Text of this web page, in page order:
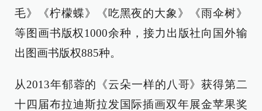
毛》《柠檬蝶》《吃黑夜的大象》《雨伞树》
等图画书版权1000余种，接力出版社向国外输
出图画书版权885种。
从2013年郁蓉的《云朵一样的八哥》获得第二
十四届布拉迪斯拉发国际插画双年展金苹果奖